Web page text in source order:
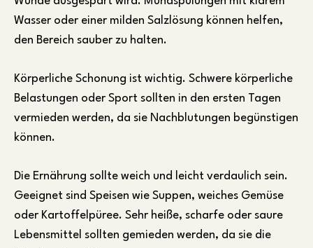
Wasser oder einer milden Salzlösung können helfen,
den Bereich sauber zu halten.
Körperliche Schonung ist wichtig. Schwere körperliche
Belastungen oder Sport sollten in den ersten Tagen
vermieden werden, da sie Nachblutungen begünstigen
können.
Die Ernährung sollte weich und leicht verdaulich sein.
Geeignet sind Speisen wie Suppen, weiches Gemüse
oder Kartoffelpüree. Sehr heiße, scharfe oder saure
Lebensmittel sollten gemieden werden, da sie die